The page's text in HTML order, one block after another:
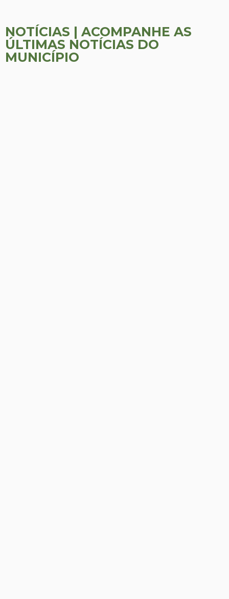
NOTÍCIAS | ACOMPANHE AS
ÚLTIMAS NOTÍCIAS DO
MUNICÍPIO